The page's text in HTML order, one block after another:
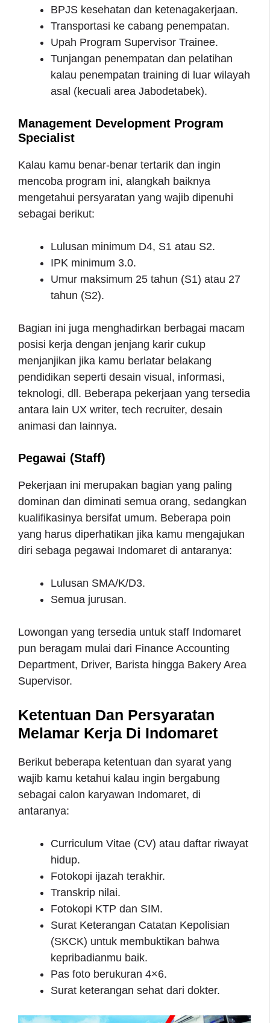
BPJS kesehatan dan ketenagakerjaan.
Transportasi ke cabang penempatan.
Upah Program Supervisor Trainee.
Tunjangan penempatan dan pelatihan
kalau penempatan training di luar wilayah
asal (kecuali area Jabodetabek).
Management Development Program
Specialist
Kalau kamu benar-benar tertarik dan ingin
mencoba program ini, alangkah baiknya
mengetahui persyaratan yang wajib dipenuhi
sebagai berikut:
Lulusan minimum D4, S1 atau S2.
IPK minimum 3.0.
Umur maksimum 25 tahun (S1) atau 27
tahun (S2).
Bagian ini juga menghadirkan berbagai macam
posisi kerja dengan jenjang karir cukup
menjanjikan jika kamu berlatar belakang
pendidikan seperti desain visual, informasi,
teknologi, dll. Beberapa pekerjaan yang tersedia
antara lain UX writer, tech recruiter, desain
animasi dan lainnya.
Pegawai (Staff)
Pekerjaan ini merupakan bagian yang paling
dominan dan diminati semua orang, sedangkan
kualifikasinya bersifat umum. Beberapa poin
yang harus diperhatikan jika kamu mengajukan
diri sebaga pegawai Indomaret di antaranya:
Lulusan SMA/K/D3.
Semua jurusan.
Lowongan yang tersedia untuk staff Indomaret
pun beragam mulai dari Finance Accounting
Department, Driver, Barista hingga Bakery Area
Supervisor.
Ketentuan Dan Persyaratan
Melamar Kerja Di Indomaret
Berikut beberapa ketentuan dan syarat yang
wajib kamu ketahui kalau ingin bergabung
sebagai calon karyawan Indomaret, di
antaranya:
Curriculum Vitae (CV) atau daftar riwayat
hidup.
Fotokopi ijazah terakhir.
Transkrip nilai.
Fotokopi KTP dan SIM.
Surat Keterangan Catatan Kepolisian
(SKCK) untuk membuktikan bahwa
kepribadianmu baik.
Pas foto berukuran 4×6.
Surat keterangan sehat dari dokter.